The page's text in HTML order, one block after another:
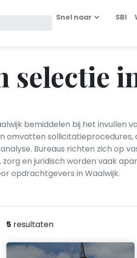
Snel naar SBI
selectie
bemiddelen bij het invullen
omvatten
Bureaus richten zich op
zorg en juridisch worden vaak
opdrachtgevers in Waalwijk.
5 resultaten